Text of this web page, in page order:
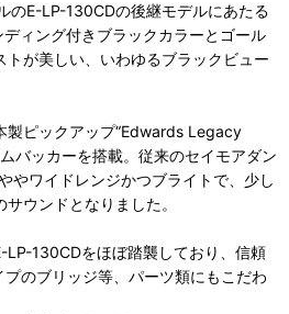
のE-LP-130CDの後継モデルにあたる
ィング付きブラックカラーとゴール
トが美しい、いわゆるブラックビュー
製ピックアップ“Edwards Legacy
バッカーを搭載。従来のセイモアダン
やワイドレンジかつブライトで、少し
ウンドとなりました。
LP-130CDをほぼ踏襲しており、信頼
のブリッジ等、パーツ類にもこだわ